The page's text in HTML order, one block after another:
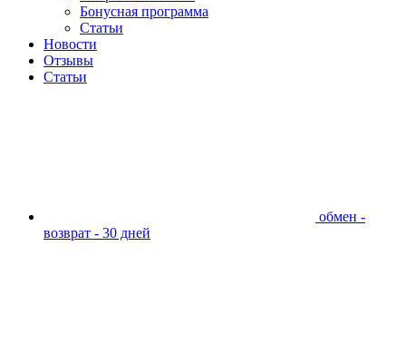
Бонусная программа
Статьи
Новости
Отзывы
Статьи
обмен -
возврат - 30 дней